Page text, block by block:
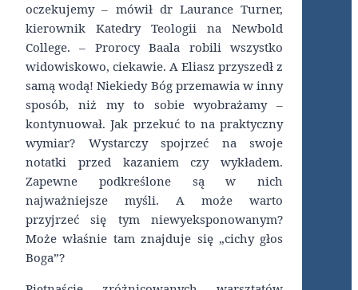
oczekujemy – mówił dr Laurance Turner,
kierownik Katedry Teologii na Newbold
College. – Prorocy Baala robili wszystko
widowiskowo, ciekawie. A Eliasz przyszedł z
samą wodą! Niekiedy Bóg przemawia w inny
sposób, niż my to sobie wyobrażamy –
kontynuował. Jak przekuć to na praktyczny
wymiar? Wystarczy spojrzeć na swoje
notatki przed kazaniem czy wykładem.
Zapewne podkreślone są w nich
najważniejsze myśli. A może warto
przyjrzeć się tym niewyeksponowanym?
Może właśnie tam znajduje się „cichy głos
Boga”?